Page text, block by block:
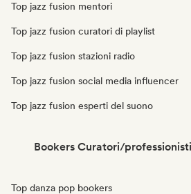
Top jazz fusion mentori
Top jazz fusion curatori di playlist
Top jazz fusion stazioni radio
Top jazz fusion social media influencer
Top jazz fusion esperti del suono
Bookers Curatori/
Top danza pop bookers